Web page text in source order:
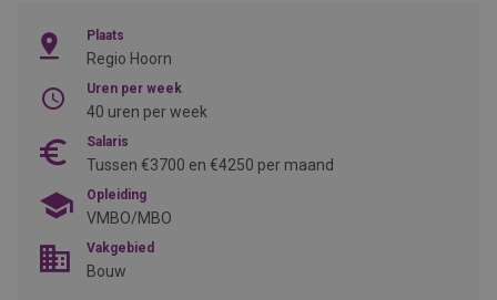
Plaats
Regio Hoorn
Uren per week
40 uren per week
Salaris
Tussen €3700 en €4250 per maand
Opleiding
VMBO/MBO
Vakgebied
Bouw